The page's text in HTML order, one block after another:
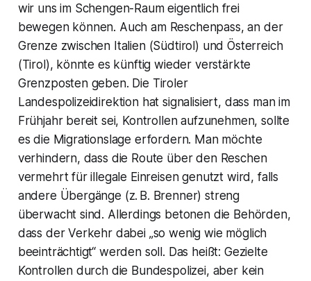
wir uns im Schengen-Raum eigentlich frei
bewegen können. Auch am Reschenpass, an der
Grenze zwischen Italien (Südtirol) und Österreich
(Tirol), könnte es künftig wieder verstärkte
Grenzposten geben. Die Tiroler
Landespolizeidirektion hat signalisiert, dass man im
Frühjahr bereit sei, Kontrollen aufzunehmen, sollte
es die Migrationslage erfordern. Man möchte
verhindern, dass die Route über den Reschen
vermehrt für illegale Einreisen genutzt wird, falls
andere Übergänge (z. B. Brenner) streng
überwacht sind. Allerdings betonen die Behörden,
dass der Verkehr dabei „so wenig wie möglich
beeinträchtigt“ werden soll. Das heißt: Gezielte
Kontrollen durch die Bundespolizei, aber kein